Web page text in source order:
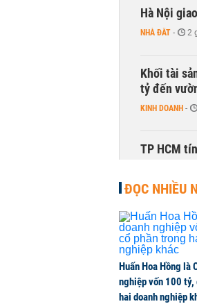
Hà Nội
NHÀ ĐẤT - 2
Khối tài
tỷ đến
KINH DOANH -
TP HCM
Chuyên
THỜI SỰ - 3
Chủ tịch
TÀI CHÍNH
ĐỌC NHIỀU
Huấn Hoa Hồng là
nghiệp vốn 100 tỷ,
hai doanh nghiệp